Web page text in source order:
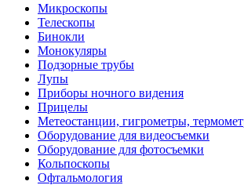
Микроскопы
Телескопы
Бинокли
Монокуляры
Подзорные трубы
Лупы
Приборы ночного видения
Прицелы
Метеостанции, гигрометры,
Оборудование для видеосъемки
Оборудование для фотосъемки
Кольпоскопы
Офтальмология